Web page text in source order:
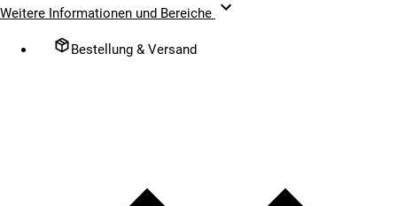
Weitere Informationen und Bereiche
Bestellung & Versand